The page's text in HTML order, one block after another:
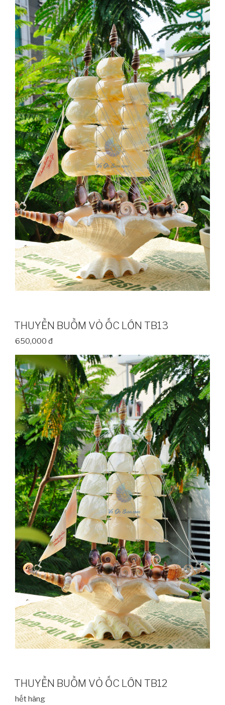
THUYỀN BUỒM VỎ ỐC LỚN TB13
650,000 đ
THUYỀN BUỒM VỎ ỐC LỚN TB12
hết hàng